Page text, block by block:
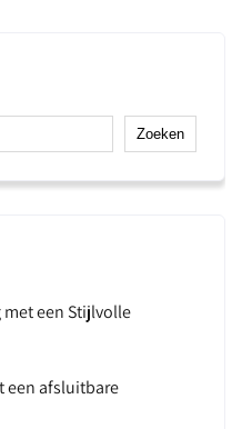
Zoeken
met een Stijlvolle
een afsluitbare